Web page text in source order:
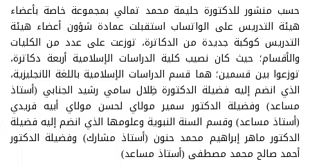
حسب منشور للدكتورة حليمة محمد تمالي بمجموعة خاصة بأعضاء
هيئة التدريس على الواتساب استقبلت عمادة شؤون أعضاء هيئة
التدريس كوكبة جديدة من الدكاترة، توزعت على عدد من الكليات
والأقسام؛ حيث كان نصيب كلية الدراسات الإسلامية أربعة دكاترة،
توزعوا بين قسمين؛ هما قسم الدراسات الإسلامية باللغة الانجليزية،
الذي انضم إليه فضيلة الدكتورة ظِلال سامي رشيد الجنابي (أستاذ
مساعد) وفضيلة الدكتور سمير مولاي لحسن مولاي أبيه فريدي
(أستاذ مساعد) وقسم السنة النبوية وعلومها الذي انضم إليه فضيلة
الدكتور ماهر إبراهيم محمد حنون (أستاذ مشارك) وفضيلة الدكتور
أحمد صالح محمد مصطفى (أستاذ مساعد)